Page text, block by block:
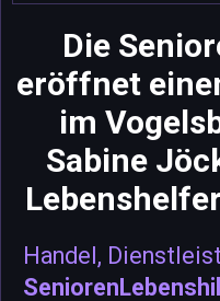
Die
eröffnet
im
Sabine
Handel,